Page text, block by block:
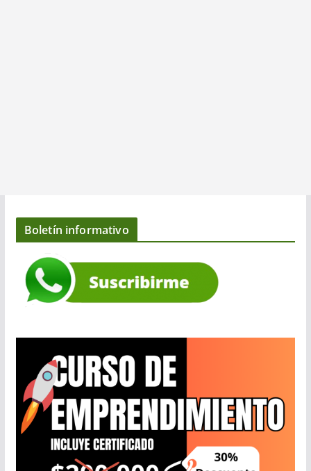
Boletín informativo